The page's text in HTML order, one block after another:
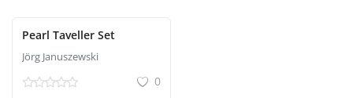
Pearl Taveller Set
Jörg Januszewski
0